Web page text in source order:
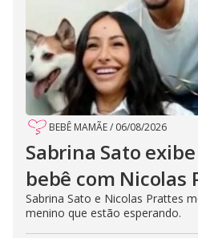
BEBÊ MAMÃE/ 06/08/2026
Sabrina Sato
bebê com Nicolas
Sabrina Sato e Nicolas Prattes
menino que estão esperando.